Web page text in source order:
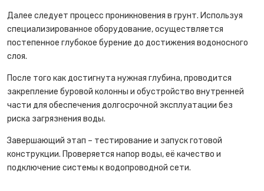
Далее следует процесс проникновения в грунт. Используя
специализированное оборудование, осуществляется
постепенное глубокое бурение до достижения водоносного
слоя.
После того как достигнута нужная глубина, проводится
закрепление буровой колонны и обустройство внутренней
части для обеспечения долгосрочной эксплуатации без
риска загрязнения воды.
Завершающий этап – тестирование и запуск готовой
конструкции. Проверяется напор воды, её качество и
подключение системы к водопроводной сети.